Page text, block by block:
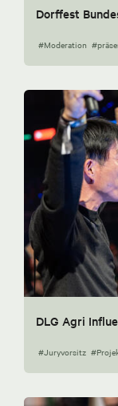
Dorffest
#Moderation
DLG Agri
#Juryvorsitz